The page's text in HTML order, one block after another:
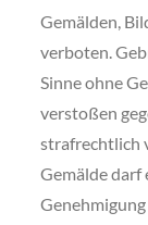
Gemälden,
verboten.
Sinne ohne
verstoßen
strafrechtlich
Gemälde darf